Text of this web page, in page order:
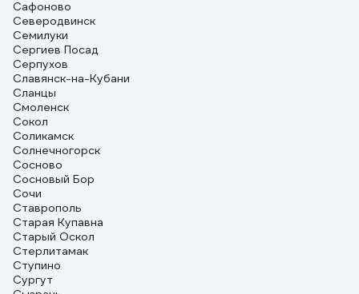
Сафоново
Северодвинск
Семилуки
Сергиев Посад
Серпухов
Славянск-на-Кубани
Сланцы
Смоленск
Сокол
Соликамск
Солнечногорск
Сосново
Сосновый Бор
Сочи
Ставрополь
Старая Купавна
Старый Оскол
Стерлитамак
Ступино
Сургут